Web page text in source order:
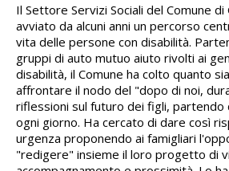
Il Settore Servizi Sociali del Comune di
avviato da alcuni anni un percorso
vita delle persone con disabilità.
gruppi di auto mutuo aiuto rivolti ai
disabilità, il Comune ha colto quanto
affrontare il nodo del "dopo di noi,
riflessioni sul futuro dei figli, partendo
ogni giorno. Ha cercato di dare così
urgenza proponendo ai famigliari
"redigere" insieme il loro progetto di